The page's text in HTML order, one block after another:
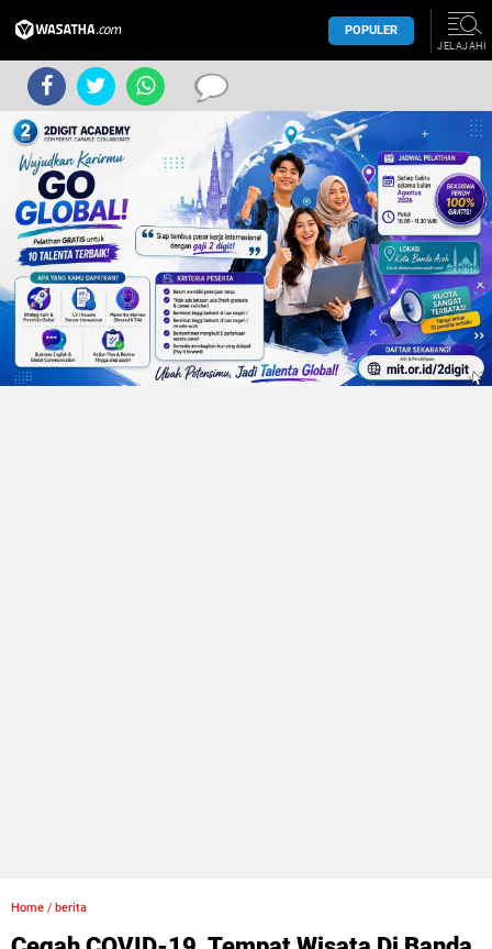
POPULER
JELAJAHI
Home / berita